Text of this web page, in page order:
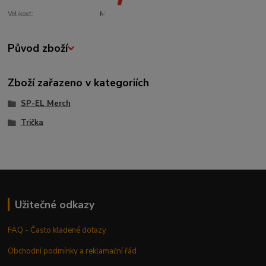
Velikost: M
Původ zboží
Zboží zařazeno v kategoriích
SP-EL Merch
Trička
Užitečné odkazy
FAQ - Často kladené dotazy
Obchodní podmínky a reklamační řád